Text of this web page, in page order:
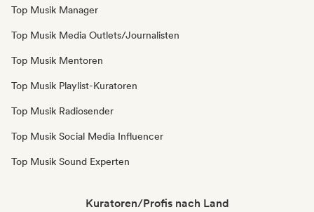
Top Musik Manager
Top Musik Media Outlets/Journalisten
Top Musik Mentoren
Top Musik Playlist-Kuratoren
Top Musik Radiosender
Top Musik Social Media Influencer
Top Musik Sound Experten
Kuratoren/Profis nach Land